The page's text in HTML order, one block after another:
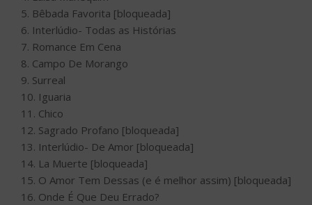
5. Bêbada Favorita [bloqueada]
6. Interlúdio- Todas as Histórias
7. Romance Em Cena
8. Campo De Morango
9. Surreal
10. Iguaria
11. Chico
12. Sagrado Profano [bloqueada]
13. Interlúdio- De Amor [bloqueada]
14. La Muerte [bloqueada]
15. O Amor Tem Dessas (e é melhor assim) [bloqueada]
16. Onde É Que Deu Errado?